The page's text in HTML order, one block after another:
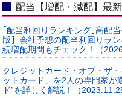
配当【増配・減配】最
｢配当利回りランキング｣高配
版】会社予想の配当利回りラ
続増配期間もチェック！（
クレジットカード・オブ・ザ
ットカード」を2人の専門家が
ド”を詳しく解説！（